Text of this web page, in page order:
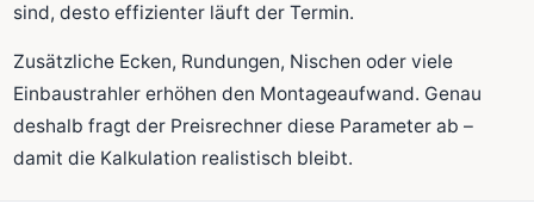
sind, desto effizienter läuft der Termin.
Zusätzliche Ecken, Rundungen, Nischen oder viele
Einbaustrahler erhöhen den Montageaufwand. Genau
deshalb fragt der Preisrechner diese Parameter ab –
damit die Kalkulation realistisch bleibt.